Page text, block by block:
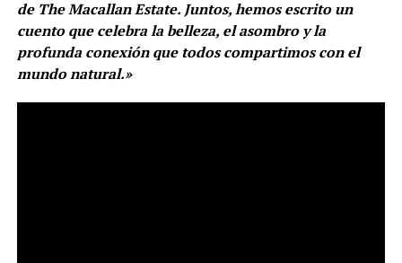
de The Macallan Estate. Juntos, hemos escrito un
cuento que celebra la belleza, el asombro y la
profunda conexión que todos compartimos con el
mundo natural.»